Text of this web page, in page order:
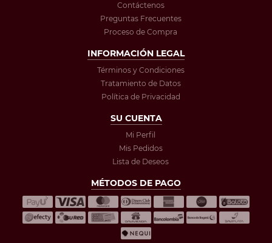
Contáctenos
Preguntas Frecuentes
Proceso de Compra
INFORMACIÓN LEGAL
Términos y Condiciones
Tratamiento de Datos
Política de Privacidad
SU CUENTA
Mi Perfil
Mis Pedidos
Lista de Deseos
MÉTODOS DE PAGO